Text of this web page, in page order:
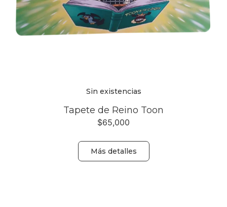
Sin existencias
Tapete de Reino Toon
$65,000
Más detalles